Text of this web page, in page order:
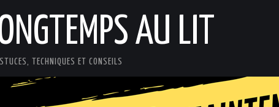
AU LIT
TECHNIQUES ET CONSEILS